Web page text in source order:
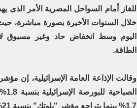
للغاز أمام السواحل المصرية الأمر الذى
خلال السنوات الأخيرة بصورة مباشرة،
اليوم وسط انخفاض حاد وغير مسبوق
الطاقة.
1.7% بينما يتراجع مؤشر "بلوتك" بنسبة 21%.